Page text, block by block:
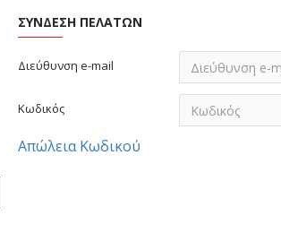
ΣΎΝΔΕΣΗ ΠΕΛΑΤΏΝ
Διεύθυνση e-mail
Κωδικός
Απώλεια Κωδικού